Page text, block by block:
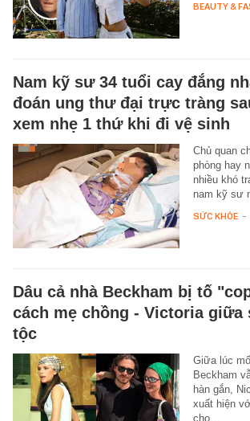
BEAUTY &
Nam kỹ sư 34 tuổi cay đắng
đoán ung thư đại trực tràng
xem nhẹ 1 thứ khi đi vệ sinh
Chủ quan
phòng hay
nhiều khó
nam kỹ sư
SỨC KHỎE -
Dâu cả nhà Beckham bị tố
cách mẹ chồng - Victoria giữa
tộc
Giữa lúc
Beckham
hàn gắn,
xuất hiện
cho…